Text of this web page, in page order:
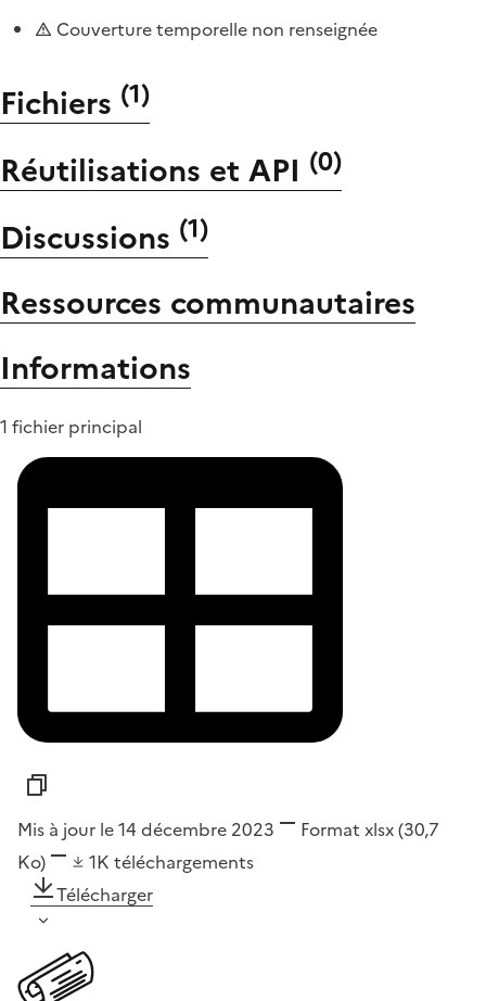
Couverture temporelle non renseignée
Fichiers (1)
Réutilisations et API (0)
Discussions (1)
Ressources communautaires
Informations
1 fichier principal
Mis à jour le 14 décembre 2023 Format xlsx(30,7
Ko)
1K téléchargements
Télécharger